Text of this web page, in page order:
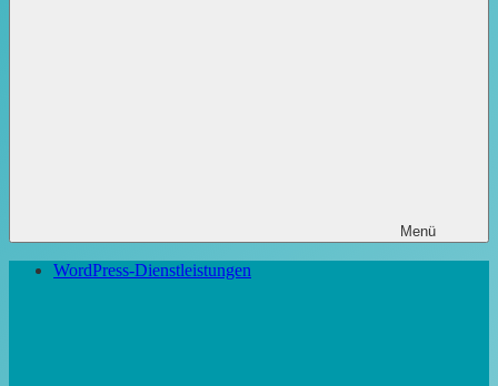
Menü
WordPress-Dienstleistungen